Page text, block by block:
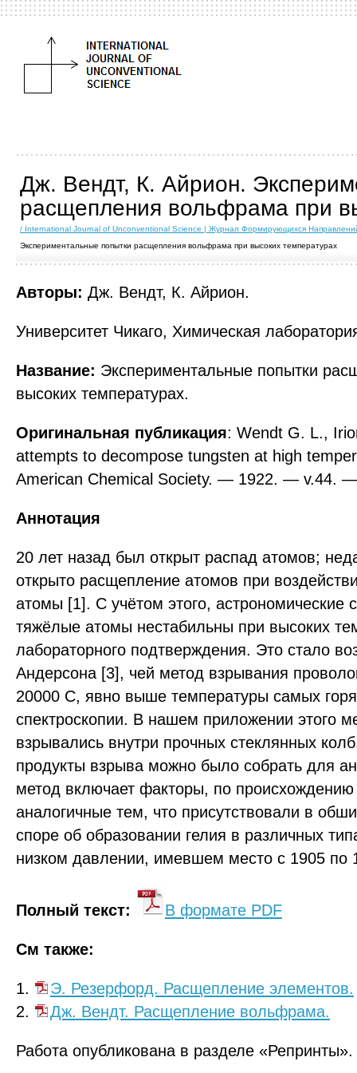
Дж. Вендт, К. Айрион.
расщепления вольфрама при
/ International Journal of Unconventional Science | Журнал Формирующихся
Экспериментальные попытки расщепления вольфрама при высоких температурах
Авторы: Дж. Вендт, К. Айрион.
Университет Чикаго, Химическая
Название: Экспериментальные попытки
высоких температурах.
Оригинальная публикация: Wendt G. L.,
attempts to decompose tungsten at high
American Chemical Society. — 1922. — v.44.
Аннотация
20 лет назад был открыт распад атомов;
открыто расщепление атомов при
атомы [1]. С учётом этого, астрономические
тяжёлые атомы нестабильны при высоких
лабораторного подтверждения. Это стало
Андерсона [3], чей метод взрывания
20000 C, явно выше температуры самых
спектроскопии. В нашем приложении этого
взрывались внутри прочных стеклянных
продукты взрыва можно было собрать для
метод включает факторы, по
аналогичные тем, что присутствовали в
споре об образовании гелия в различных
низком давлении, имевшем место с 1905 по
Полный текст: В формате PDF
См также:
1.
Э. Резерфорд. Расщепление элементов.
2.
Дж. Вендт. Расщепление вольфрама.
Работа опубликована в разделе «Репринты».